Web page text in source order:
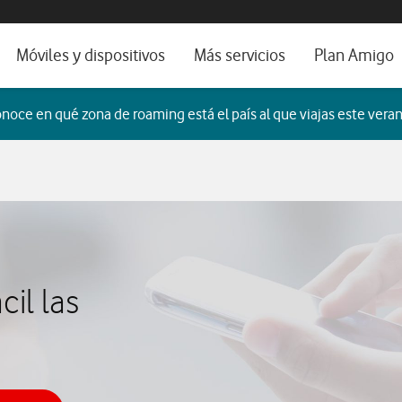
ayuda e idioma
5G
TV
Móviles y dispositivos
Imagen y Sonido
Más servicios
Alianza Vodafone e Iberdrola
Servicios avanzados
Plan Amigo
en qué zona de roaming está el país al que viajas este
las